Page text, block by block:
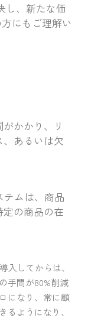
し、新たな価
にもご理解い
かかり、リ
あるいは欠
ムは、商品
の商品の在
してからは、
手間が80%削減
になり、常に顧
ようになり、